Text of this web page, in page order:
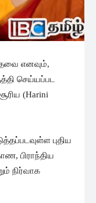
எனவும்,
செய்யப்பட
(Harini
புதிய
பிராந்திய
நிர்வாக